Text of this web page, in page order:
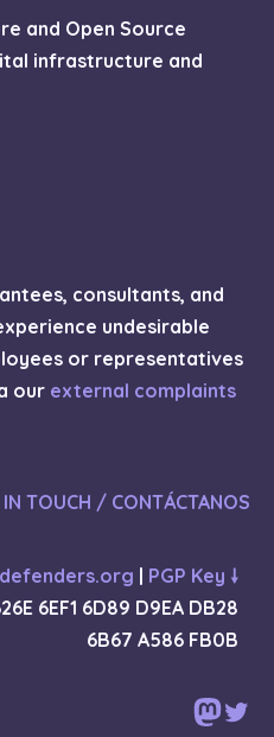
and Open Source
infrastructure and
consultants, and
undesirable
or representatives
our external complaints
IN TOUCH / CONTÁCTANOS
| PGP Key 🠗
6EF1 6D89 D9EA DB28
6B67 A586 FB0B